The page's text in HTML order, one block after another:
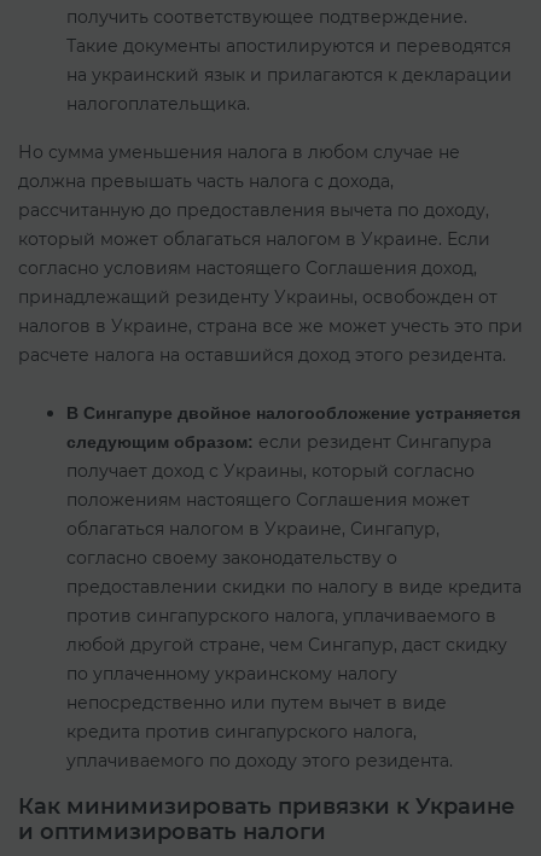
получить соответствующее подтверждение.
Такие документы апостилируются и переводятся
на украинский язык и прилагаются к декларации
налогоплательщика.
Но сумма уменьшения налога в любом случае не
должна превышать часть налога с дохода,
рассчитанную до предоставления вычета по доходу,
который может облагаться налогом в Украине. Если
согласно условиям настоящего Соглашения доход,
принадлежащий резиденту Украины, освобожден от
налогов в Украине, страна все же может учесть это при
расчете налога на оставшийся доход этого резидента.
В Сингапуре двойное налогообложение устраняется
следующим образом: если резидент Сингапура
получает доход с Украины, который согласно
положениям настоящего Соглашения может
облагаться налогом в Украине, Сингапур,
согласно своему законодательству о
предоставлении скидки по налогу в виде кредита
против сингапурского налога, уплачиваемого в
любой другой стране, чем Сингапур, даст скидку
по уплаченному украинскому налогу
непосредственно или путем вычет в виде
кредита против сингапурского налога,
уплачиваемого по доходу этого резидента.
Как минимизировать привязки к Украине
и оптимизировать налоги